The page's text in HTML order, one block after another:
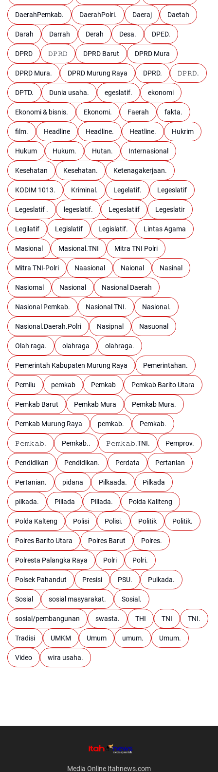
DaerahPemkab. DaerahPolri. Daeraj Daetah
Darah Darrah Derah Desa. DPED.
DPRD 𝙳𝙿𝚁𝙳 DPRD Barut DPRD Mura
DPRD Mura. DPRD Murung Raya DPRD. 𝙳𝙿𝚁𝙳.
DPTD. Dunia usaha. egeslatif. ekonomi
Ekonomi & bisnis. Ekonomi. Faerah fakta.
film. Headline Headline. Heatline. Hukrim
Hukum Hukum. Hutan. Internasional
Kesehatan Kesehatan. Ketenagakerjaan.
KODIM 1013. Kriminal. Legelatif. Legeslatif
Legeslatif . legeslatif. Legeslatiif Legeslatir
Legilatif Legislatif Legislatif. Lintas Agama
Masional Masional.TNI Mitra TNI Polri
Mitra TNI-Polri Naasional Naional Nasinal
Nasiomal Nasional Nasional Daerah
Nasional Pemkab. Nasional TNI. Nasional.
Nasional.Daerah.Polri Nasipnal Nasuonal
Olah raga. olahraga olahraga.
Pemerintah Kabupaten Murung Raya Pemerintahan.
Pemilu pemkab Pemkab Pemkab Barito Utara
Pemkab Barut Pemkab Mura Pemkab Mura.
Pemkab Murung Raya pemkab. Pemkab.
𝙿𝚎𝚖𝚔𝚊𝚋. Pemkab.. 𝙿𝚎𝚖𝚔𝚊𝚋.TNI. Pemprov.
Pendidikan Pendidikan. Perdata Pertanian
Pertanian. pidana Pilkaada. Pilkada
pilkada. Pillada Pillada. Polda Kallteng
Polda Kalteng Polisi Polisi. Politik Politik.
Polres Barito Utara Polres Barut Polres.
Polresta Palangka Raya Polri Polri.
Polsek Pahandut Presisi PSU. Pulkada.
Sosial sosial masyarakat. Sosial.
sosial/pembangunan swasta. THI TNI TNI.
Tradisi UMKM Umum umum. Umum.
Video wira usaha.
Media Online Itahnews.com